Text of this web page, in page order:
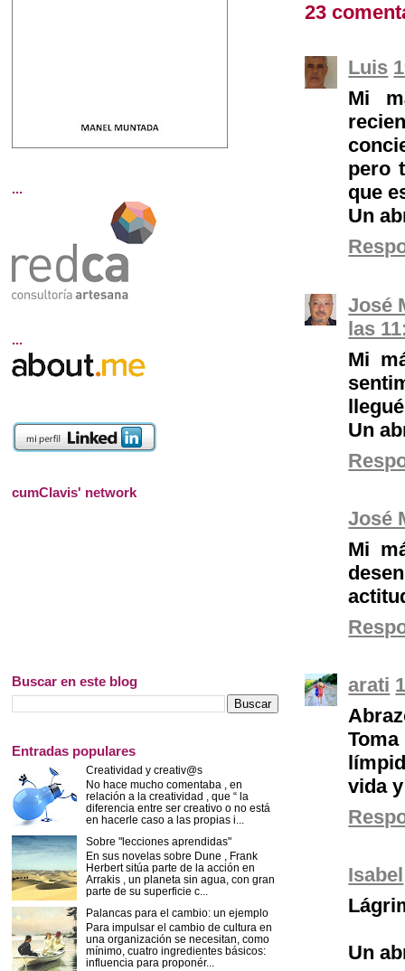
23
Luis
Mi
pero
que
Un
José
las
Mi
Un
José
Mi
arati
vida
Isabel
Un
...
...
cumClavis' network
Buscar en este blog
Entradas populares
Creatividad y creativ@s
No hace mucho comentaba , en
relación a la creatividad , que “ la
diferencia entre ser creativo o no está
en hacerle caso a las propias i...
Sobre "lecciones aprendidas"
En sus novelas sobre Dune , Frank
Herbert sitúa parte de la acción en
Arrakis , un planeta sin agua, con gran
parte de su superficie c...
Palancas para el cambio: un ejemplo
Para impulsar el cambio de cultura en
una organización se necesitan, como
mínimo, cuatro ingredientes básicos:
influencia para proponér...